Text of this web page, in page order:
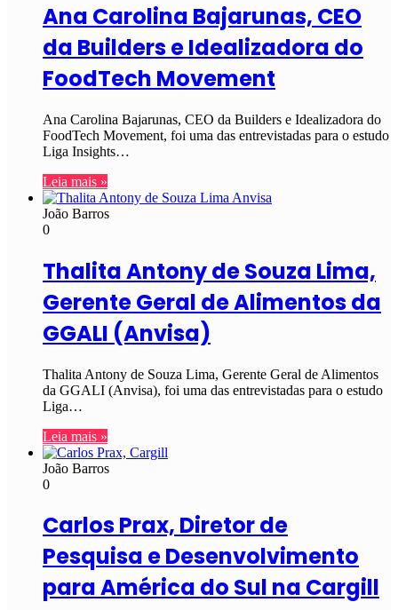
Ana Carolina Bajarunas, CEO
da Builders e Idealizadora do
FoodTech Movement
Ana Carolina Bajarunas, CEO da Builders e Idealizadora do
FoodTech Movement, foi uma das entrevistadas para o estudo
Liga Insights…
Leia mais »
João Barros
0
Thalita Antony de Souza Lima,
Gerente Geral de Alimentos da
GGALI (Anvisa)
Thalita Antony de Souza Lima, Gerente Geral de Alimentos
da GGALI (Anvisa), foi uma das entrevistadas para o estudo
Liga…
Leia mais »
João Barros
0
Carlos Prax, Diretor de
Pesquisa e Desenvolvimento
para América do Sul na Cargill